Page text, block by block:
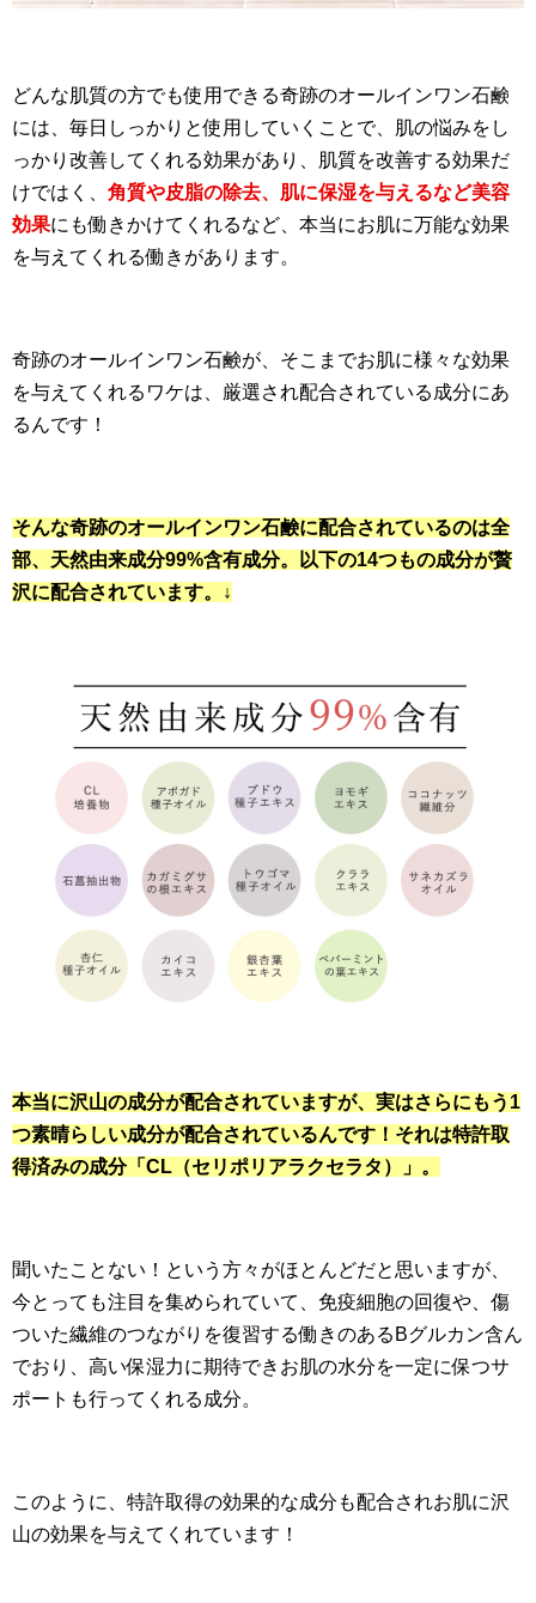
どんな肌質の方でも使用できる奇跡のオールインワン石鹸
には、毎日しっかりと使用していくことで、肌の悩みをし
っかり改善してくれる効果があり、肌質を改善する効果だ
けではく、 角質や皮脂の除去、肌に保湿を与えるなど美容
効果にも働きかけてくれるなど、本当にお肌に万能な効果
を与えてくれる働きがあります。
奇跡のオールインワン石鹸が、そこまでお肌に様々な効果
を与えてくれるワケは、厳選され配合されている成分にあ
るんです！
そんな奇跡のオールインワン石鹸に配合されているのは全
部、天然由来成分99%含有成分。以下の14つもの成分が贅
沢に配合されています。↓
本当に沢山の成分が配合されていますが、実はさらにもう1
つ素晴らしい成分が配合されているんです！それは特許取
得済みの成分「CL（セリポリアラクセラタ）」。
聞いたことない！という方々がほとんどだと思いますが、
今とっても注目を集められていて、免疫細胞の回復や、傷
ついた繊維のつながりを復習する働きのあるBグルカン含ん
でおり、高い保湿力に期待できお肌の水分を一定に保つサ
ポートも行ってくれる成分。
このように、特許取得の効果的な成分も配合されお肌に沢
山の効果を与えてくれています！